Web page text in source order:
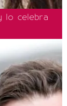
lo celebra